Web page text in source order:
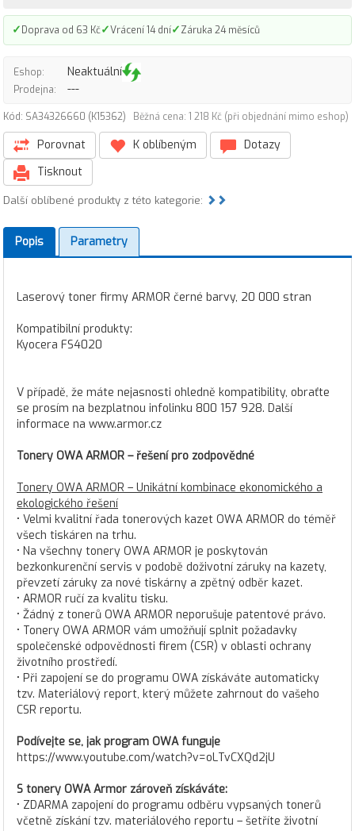
✓Doprava od 63 Kč✓Vrácení 14 dní✓Záruka 24 měsíců
Eshop: Neaktuální
Prodejna: ---
Kód: SA34326660 (K15362) Běžná cena: 1 218 Kč (při objednání mimo eshop)
Porovnat K oblíbeným
Dotazy
Tisknout
Další oblíbené produkty z této kategorie:
Popis Parametry
Laserový toner firmy ARMOR černé barvy, 20 000 stran
Kompatibilní produkty:
Kyocera FS4020
V případě, že máte nejasnosti ohledně kompatibility, obraťte
se prosím na bezplatnou infolinku 800 157 928. Další
informace na www.armor.cz
Tonery OWA ARMOR – řešení pro zodpovědné
Tonery OWA ARMOR – Unikátní kombinace ekonomického a
ekologického řešení
• Velmi kvalitní řada tonerových kazet OWA ARMOR do téměř
všech tiskáren na trhu.
• Na všechny tonery OWA ARMOR je poskytován
bezkonkurenční servis v podobě doživotní záruky na kazety,
převzetí záruky za nové tiskárny a zpětný odběr kazet.
• ARMOR ručí za kvalitu tisku.
• Žádný z tonerů OWA ARMOR neporušuje patentové právo.
• Tonery OWA ARMOR vám umožňují splnit požadavky
společenské odpovědnosti firem (CSR) v oblasti ochrany
životního prostředí.
• Při zapojení se do programu OWA získáváte automaticky
tzv. Materiálový report, který můžete zahrnout do vašeho
CSR reportu.
Podívejte se, jak program OWA funguje
https://www.youtube.com/watch?v=oLTvCXQd2jU
S tonery OWA Armor zároveň získáváte:
• ZDARMA zapojení do programu odběru vypsaných tonerů
včetně získání tzv. materiálového reportu – šetříte životní